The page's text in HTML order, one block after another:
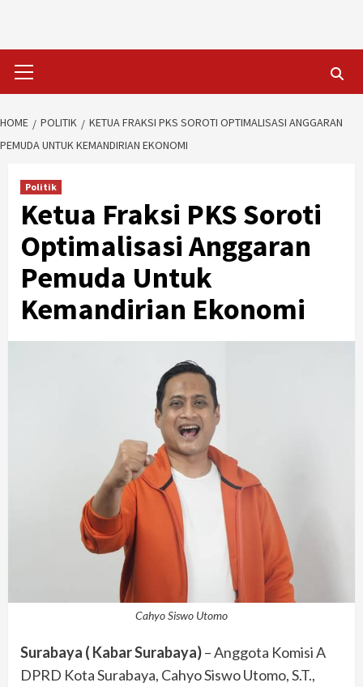
Menu
HOME POLITIK
KETUA FRAKSI PKS SOROTI OPTIMALISASI ANGGARAN
PEMUDA UNTUK KEMANDIRIAN EKONOMI
Politik
Ketua Fraksi PKS Soroti
Optimalisasi Anggaran
Pemuda Untuk
Kemandirian Ekonomi
Cahyo Siswo Utomo
Surabaya ( Kabar Surabaya)– Anggota Komisi A
DPRD Kota Surabaya, Cahyo Siswo Utomo, S.T.,